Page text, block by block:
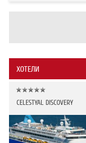
ХОТЕЛИ
CELESTYAL DISCOVERY